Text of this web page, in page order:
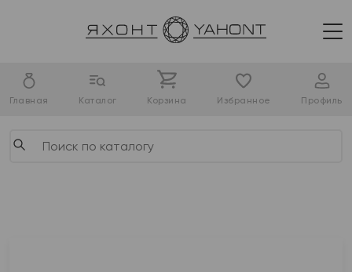
Главная Каталог Корзина Избранное Профиль